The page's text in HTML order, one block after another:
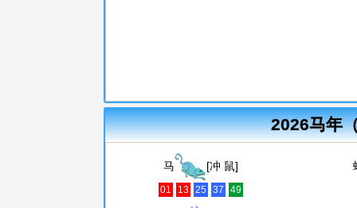
2026马年